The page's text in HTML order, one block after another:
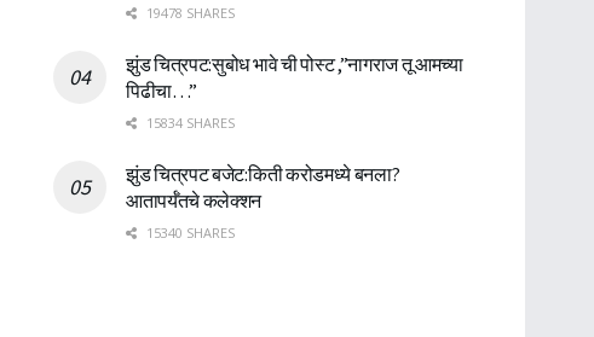
19478 SHARES
झुंड चित्रपट:सुबोध भावे ची पोस्ट ,”नागराज तू आमच्या
पिढीचा…”
15834 SHARES
झुंड चित्रपट बजेट:किती करोडमध्ये बनला?
आतापर्यँतचे कलेक्शन
15340 SHARES